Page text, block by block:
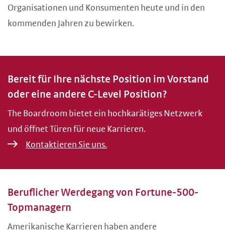
Organisationen und Konsumenten heute und in den
kommenden Jahren zu bewirken.
Bereit für Ihre nächste Position im Vorstand
oder eine andere C-Level Position?
The Boardroom bietet ein hochkarätiges Netzwerk
und öffnet Türen für neue Karrieren.
Kontaktieren Sie uns.
Beruflicher Werdegang von Fortune-500-
Topmanagern
Amerikanische Karrieren haben andere